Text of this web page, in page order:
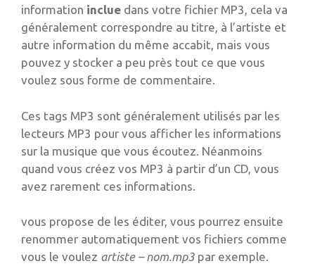
information inclue dans votre fichier MP3, cela va
généralement correspondre au titre, à l’artiste et
autre information du même accabit, mais vous
pouvez y stocker a peu près tout ce que vous
voulez sous forme de commentaire.
Ces tags MP3 sont généralement utilisés par les
lecteurs MP3 pour vous afficher les informations
sur la musique que vous écoutez. Néanmoins
quand vous créez vos MP3 à partir d’un CD, vous
avez rarement ces informations.
vous propose de les éditer, vous pourrez ensuite
renommer automatiquement vos fichiers comme
vous le voulez artiste – nom.mp3 par exemple.